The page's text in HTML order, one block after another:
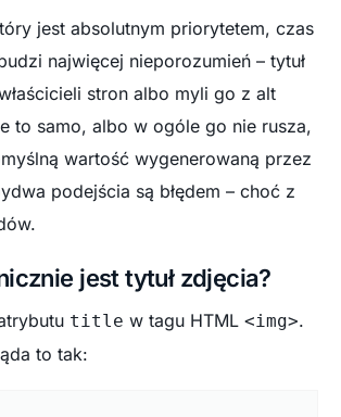
jest absolutnym priorytetem, czas
najwięcej nieporozumień – tytuł
stron albo myli go z alt
to samo, albo w ogóle go nie rusza,
wartość wygenerowaną przez
podejścia są błędem – choć z
jest tytuł zdjęcia?
title w tagu HTML<img>.
to tak: